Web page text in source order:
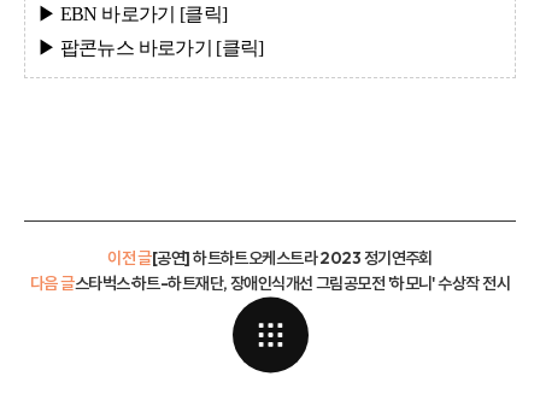
▶ EBN 바로가기 [클릭]
▶ 팝콘뉴스 바로가기 [클릭]
이전 글[공연] 하트하트오케스트라 2023 정기연주회
스타벅스·하트-하트재단, 장애인식개선 그림공모전 '하모니' 수상작 전시
다음 글